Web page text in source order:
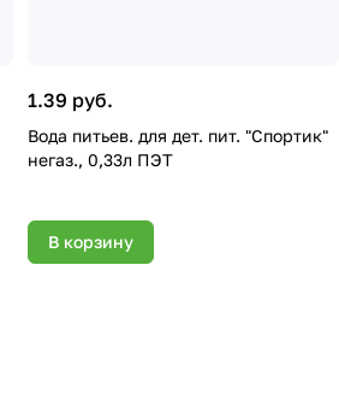
1.39 руб.
Вода питьев. для дет. пит. "Спортик"
негаз., 0,33л ПЭТ
В корзину